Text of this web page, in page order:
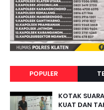
POPULER
KOTAK
KUAT DAN